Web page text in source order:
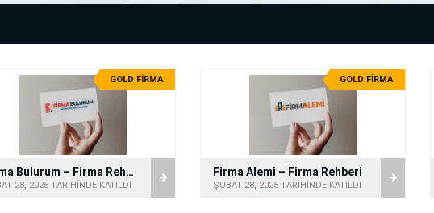
GOLD FİRMA
Firma Bulurum – Firma Rehberi
28, 2025 TARİHİNDE KATILDI
GOLD FİRMA
Firma Alemi – Firma Rehberi
ŞUBAT 28, 2025 TARİHİNDE KATILDI